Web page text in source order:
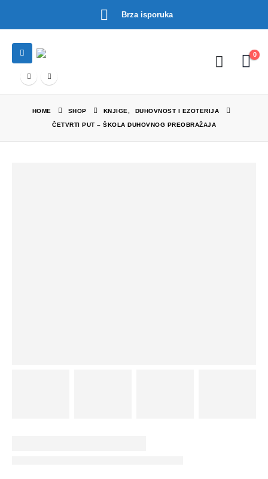
Brza isporuka
0
HOME SHOP KNJIGE DUHOVNOST I EZOTERIJA
ČETVRTI PUT – ŠKOLA DUHOVNOG PREOBRAŽAJA